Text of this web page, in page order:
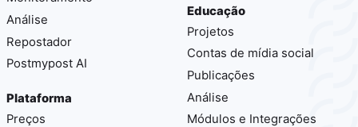
Análise
Repostador
Postmypost AI
Plataforma
Preços
Educação
Projetos
Contas de mídia social
Publicações
Análise
Módulos e Integrações